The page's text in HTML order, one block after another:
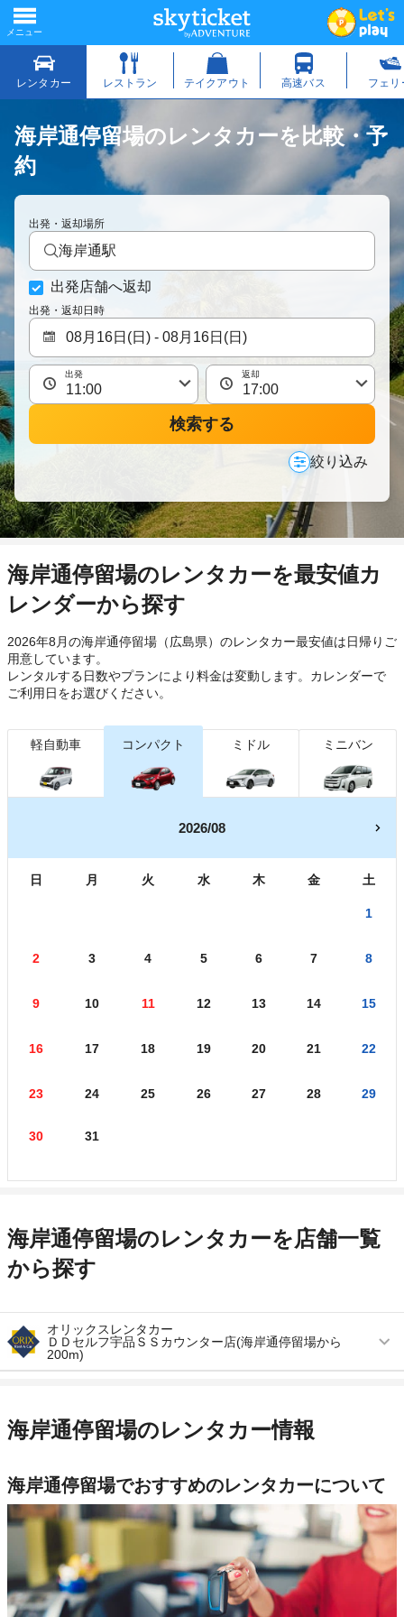
海岸通停留場のレンタカーを比較・予
約
出発・返却場所
海岸通駅
出発店舗へ返却
出発・返却日時
出発 返却
検索する
絞り込み
海岸通停留場のレンタカーを最安値カ
レンダーから探す
2026年8月の海岸通停留場（広島県）のレンタカー最安値は日帰り ご
用意しています。
レンタルする日数やプランにより料金は変動します。カレンダーで
ご利用日をお選びください。
軽自動車 コンパクト ミドル ミニバン
2026/08
日 月 火 水 木 金 土
1
2 3 4 5 6 7 8
9 10 11 12 13 14 15
16 17 18 19 20 21 22
23 24 25 26 27 28 29
30 31
海岸通停留場のレンタカーを店舗一覧
から探す
オリックスレンタカー
ＤＤセルフ宇品ＳＳカウンター店(海岸通停留場から
200m)
アクセス 宇品五丁目停留場より徒歩で約2分（送迎なし）
店舗詳細 店舗詳細ページはこちら
この店舗でレンタカーを探す
海岸通停留場のレンタカー情報
海岸通停留場でおすすめのレンタカーについて